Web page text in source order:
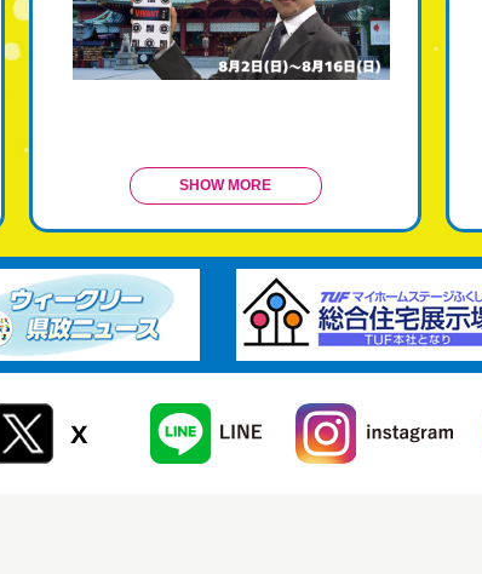
SHOW MORE